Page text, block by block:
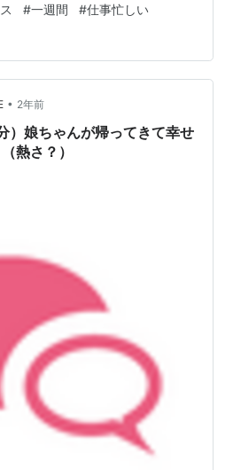
こと。こちらの想定通りに進む
ん。そして必ず一週間の中には
越えても気は楽にならない山場
んとか日々の仕事をこなしてこ
刻を迎えるとほっとします。や
か、と。 ただそ…
#一週間 #仕事忙しい
• 2年前
）娘ちゃんが帰ってきて幸せ
熱さ？）